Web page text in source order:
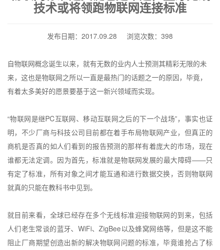
技术或将领跑物联网连接标准
发布日期：2017.09.28 浏览次数：398
自物联网概念诞生以来，就有无数的业内人士预测其精彩无限的未
来，这也是物联网之所以一直是最热门的话题之一的原因，毕竟，
有着太多美好的愿景要基于这一新兴领域而实现。
“物联网是继PC互联网、移动互联网之后的下一个战场”，事实也证
明，不少厂商与科技公司目前都在着手布局物联网产业，但真正的
商机是否真的如人们看到的报告预测的那样有着庞大的市场，现在
谁都无法定调。因为首先，标准就是物联网发展的最大障碍——只
有定了标准，所有对象之间才能互通和进行数据交换，否则物联网
就真的只能在教科书中见到。
就目前来看，全球已经存在多个无线标准迎接物联网的到来，包括
人们老生常谈的蓝牙、 WiFi、ZigBee以及蜂窝网络等，但是这不能
阻止厂商期望创造出新的解决物联网问题的标准，毕竟谁抢占了标